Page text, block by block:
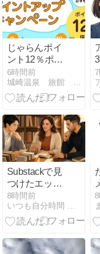
じゃらんポイ
ント12％ポイ
ントアップキ
ャンペーン
★8月14日ま
6時間前
Substackで見
つけたエッセ
イ｜今日のエ
ッセイ・ラッ
ク Vol.27
8時間前
いつも自分時間 Geminiと日常